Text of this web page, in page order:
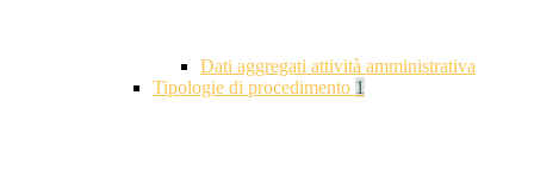
Dati aggregati attività amministrativa
Tipologie di procedimento 1